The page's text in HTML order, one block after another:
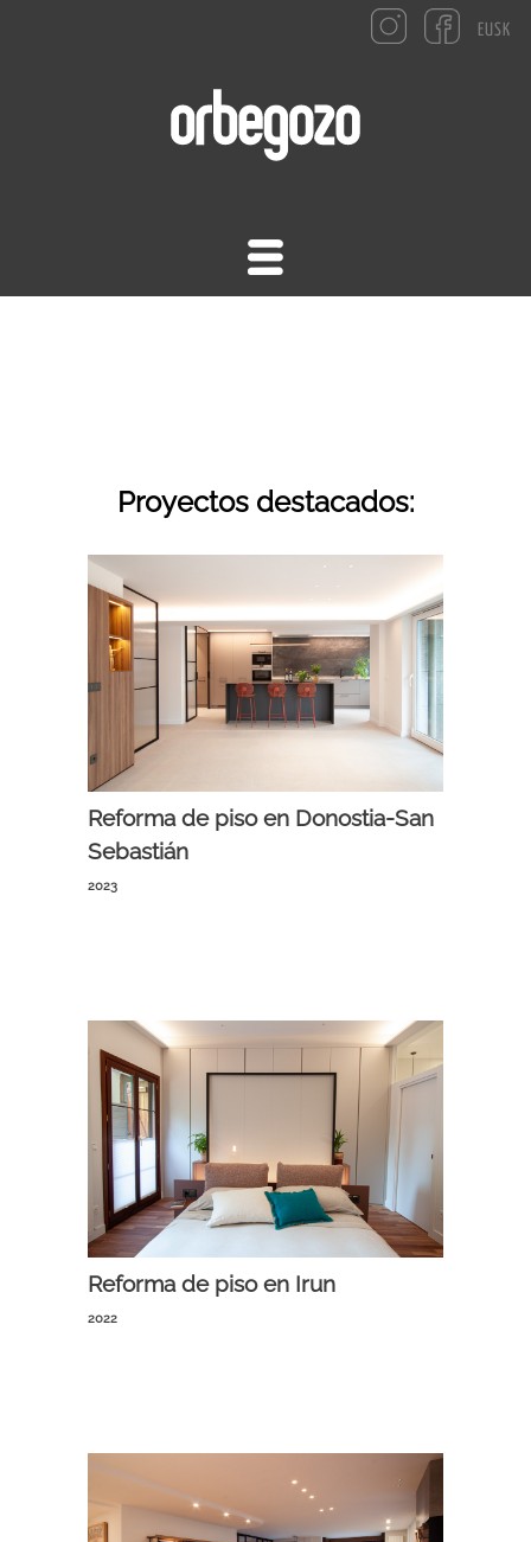
EUSK
MOBILIARIO
ILUMINACION
CONTACTO
Proyectos destacados:
Reforma de piso en Donostia-San
Sebastián
2023
Reforma de piso en Irun
2022